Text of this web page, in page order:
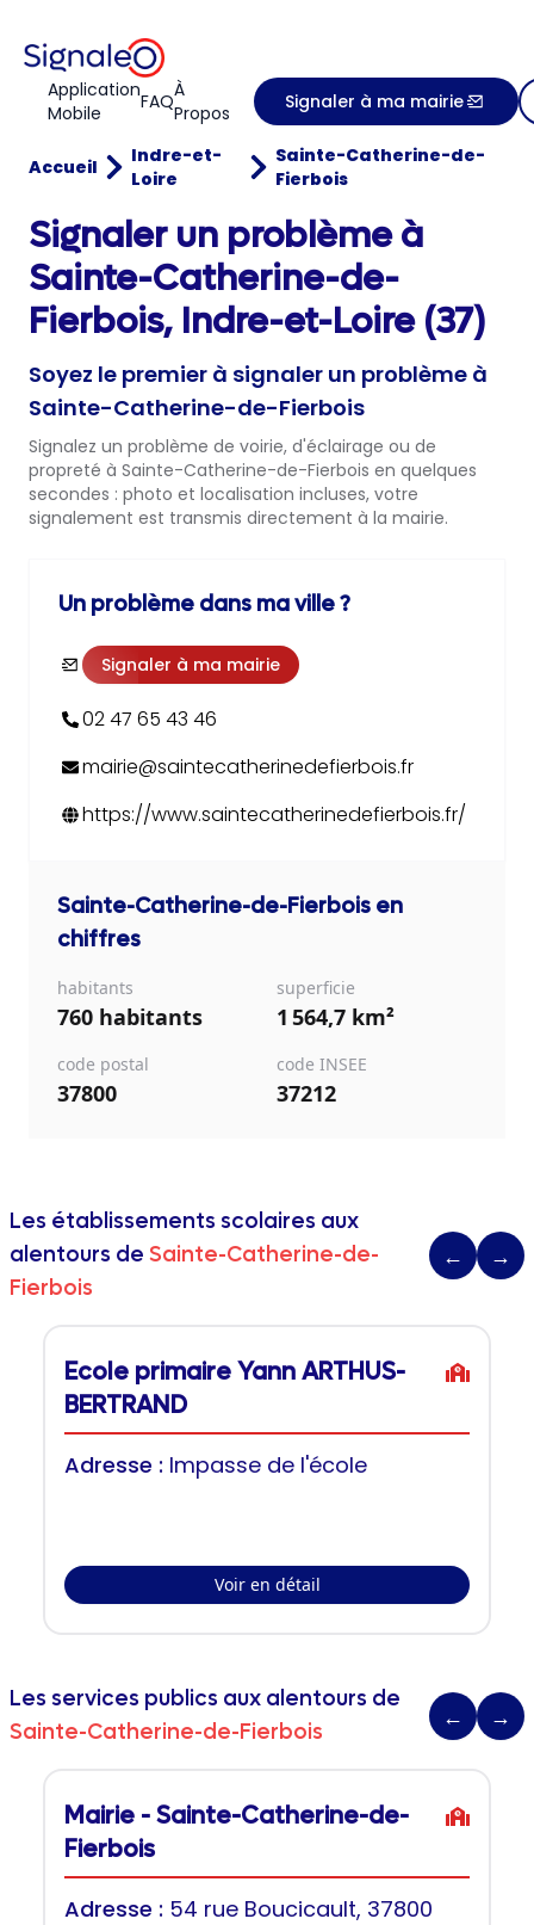
Application
Mobile
FAQÀ
Propos
Signaler à ma mairie
Accueil
Indre-et-
Loire
Sainte-Catherine-de-
Fierbois
Signaler un problème à
Sainte-Catherine-de-
Fierbois, Indre-et-Loire (37)
Soyez le premier à signaler un problème à
Sainte-Catherine-de-Fierbois
Signalez un problème de voirie, d'éclairage ou de
propreté à Sainte-Catherine-de-Fierbois en quelques
secondes : photo et localisation incluses, votre
signalement est transmis directement à la mairie.
Un problème dans ma ville ?
Signaler à ma mairie
02 47 65 43 46
mairie@saintecatherinedefierbois.fr
https://www.saintecatherinedefierbois.fr/
Sainte-Catherine-de-Fierbois en
chiffres
habitants
760 habitants
superficie
1 564,7 km²
code postal
37800
code INSEE
37212
Les établissements scolaires aux
alentours de Sainte-Catherine-de-
Fierbois
← →
Ecole primaire Yann ARTHUS-
BERTRAND
Adresse : Impasse de l'école
Voir en détail
Les services publics aux alentours de
Sainte-Catherine-de-Fierbois
← →
Mairie - Sainte-Catherine-de-
Fierbois
Adresse : 54 rue Boucicault, 37800